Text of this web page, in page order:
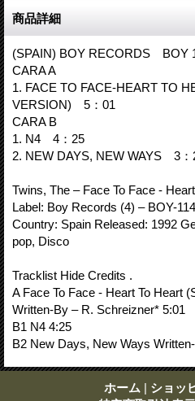
商品詳細
(SPAIN) BOY RECORDS BOY
CARA A
1. FACE TO FACE-HEART TO
VERSION) 5：01
CARA B
1. N4 4：25
2. NEW DAYS, NEW WAYS 3：
Twins, The ‎– Face To Face -
Label: Boy Records (4) ‎– BOY-
Country: Spain Released: 1992
pop, Disco
Tracklist Hide Credits .
A Face To Face - Heart To Heart
Written-By – R. Schreizner* 5:01
B1 N4 4:25
B2 New Days, New Ways
ホーム | ショッ